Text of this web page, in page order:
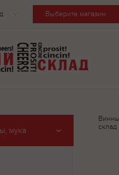
Выберите магазин
мука
склад